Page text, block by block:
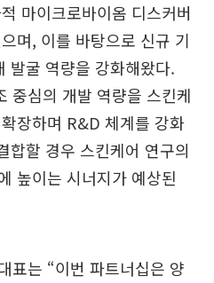
마이크로바이옴 디스커버
며, 이를 바탕으로 신규 기
발굴 역량을 강화해왔다.
중심의 개발 역량을 스킨케
장하며 R&D 체계를 강화
합할 경우 스킨케어 연구의
높이는 시너지가 예상된
표는 “이번 파트너십은 양